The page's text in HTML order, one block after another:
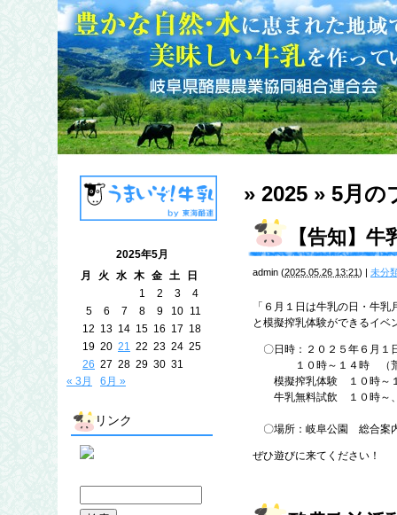
» 2025 » 5月 の
【告知】
admin (2025.05.26 13:21) | 未分
「６月１日は牛乳の日・牛
と模擬搾乳体験ができるイベ
〇日時：２０２５年６月１
１０時～１４時 （荒
模擬搾乳体験 １０時～
牛乳無料試飲 １０時～
〇場所：岐阜公園 総合案
ぜひ遊びに来てください！
2025年5月
月
火 水 木 金 土
日
1
2 3
4
5
6 7 8 9 10 11
12 13 14 15 16 17 18
19 20 21 22 23 24 25
26 27 28 29 30 31
« 3月
6月 »
リンク